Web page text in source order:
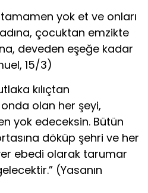
yok et ve onları
çocuktan emzikte
deveden eşeğe kadar
15/3)
kılıçtan
olan her şeyi,
yok edeceksin. Bütün
döküp şehri ve her
ebedi olarak tarumar
(Yasanın